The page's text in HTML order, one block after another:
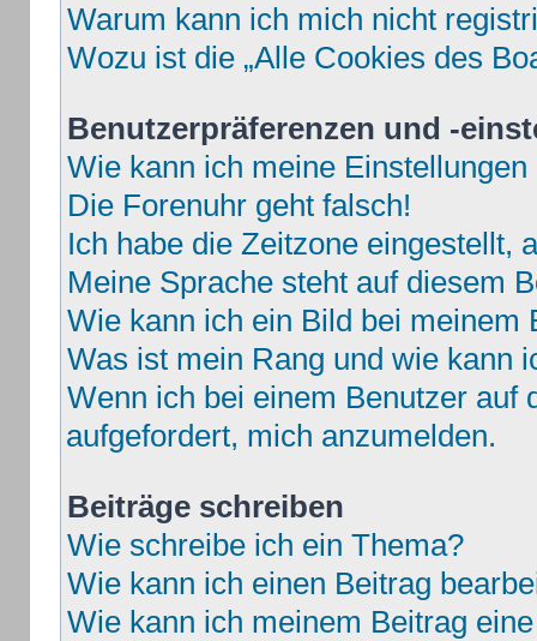
Warum kann ich mich nicht
Wozu ist die „Alle Cookies des
Benutzerpräferenzen und -
Wie kann ich meine Einstellungen
Die Forenuhr geht falsch!
Ich habe die Zeitzone eingestellt,
Meine Sprache steht auf diesem
Wie kann ich ein Bild bei meinem
Was ist mein Rang und wie kann
Wenn ich bei einem Benutzer auf
aufgefordert, mich anzumelden.
Beiträge schreiben
Wie schreibe ich ein Thema?
Wie kann ich einen Beitrag
Wie kann ich meinem Beitrag